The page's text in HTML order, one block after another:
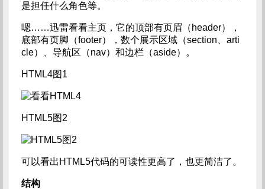
是担任什么角色等。
嗯……迅雷看看主页，它的顶部有页眉（header），
底部有页脚（footer），数个展示区域（section、arti
cle）、导航区（nav）和边栏（aside）。
HTML4图1
HTML5图2
可以看出HTML5代码的可读性更高了，也更简洁了。
结构